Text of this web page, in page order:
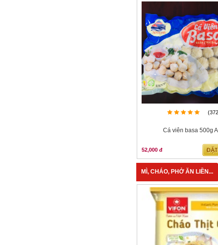
Cá viên basa 500g
52,000 đ
MÌ, CHÁO, PHỞ ĂN LIỀN...